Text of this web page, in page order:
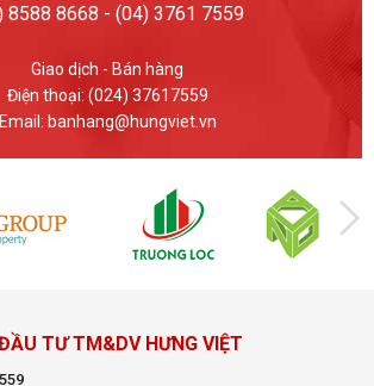
8588 8668 - (04) 3761 7559
Giao dịch - Bán hàng
Điện thoại: (024) 37617559
Email: banhang@hungviet.vn
TƯ TM&DV HƯNG VIỆT